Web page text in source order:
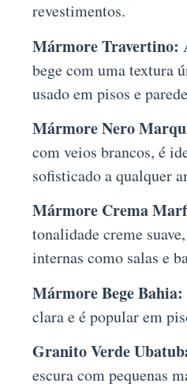
revestimentos.
Mármore Travertino:
bege com uma textura
usado em pisos e
Mármore Nero
com veios brancos, é
sofisticado a qualquer
Mármore Crema
tonalidade creme
internas como salas e
Mármore Bege Bahia:
clara e é popular em
Granito Verde
escura com pequenas